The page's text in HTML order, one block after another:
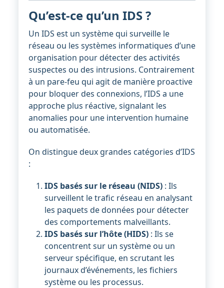
Qu’est-ce qu’un IDS ?
Un IDS est un système qui surveille le
réseau ou les systèmes informatiques d’une
organisation pour détecter des activités
suspectes ou des intrusions. Contrairement
à un pare-feu qui agit de manière proactive
pour bloquer des connexions, l’IDS a une
approche plus réactive, signalant les
anomalies pour une intervention humaine
ou automatisée.
On distingue deux grandes catégories d’IDS
:
IDS basés sur le réseau (NIDS): Ils
surveillent le trafic réseau en analysant
les paquets de données pour détecter
des comportements malveillants.
IDS basés sur l’hôte (HIDS): Ils se
concentrent sur un système ou un
serveur spécifique, en scrutant les
journaux d’événements, les fichiers
système ou les processus.